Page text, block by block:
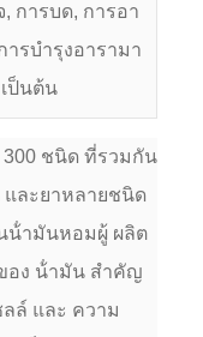
, การบด, การอา
ารบํารุงอารามา
ป็นต้น
ชนิด ที่รวมกัน
และยาหลายชนิด
น้ํามันหอมผู้ ผลิต
อง น้ํามัน สําคัญ
ลล์ และ ความ